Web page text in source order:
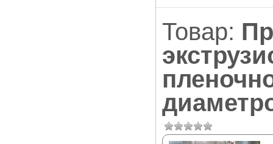
Товар: